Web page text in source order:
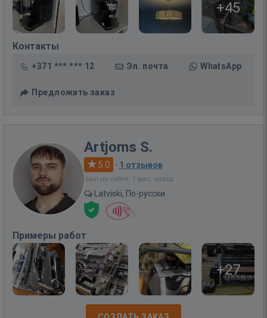
+45
Контакты
+371 *** *** 12 Эл. почта WhatsApp
Предложить заказ
Artjoms S.
5.0 · 1 отзывов
Был на сайте: 1 мес. назад
Latviski, По-русски
Примеры работ
+27